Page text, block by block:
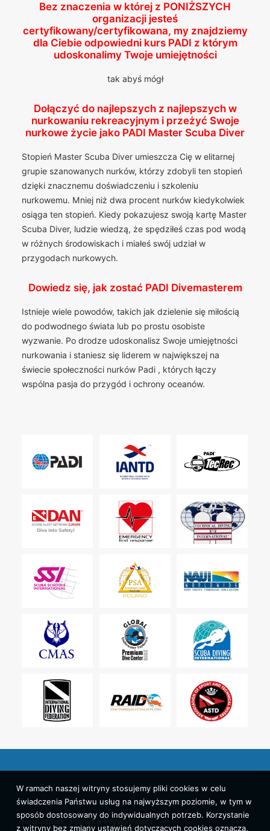
Bez znaczenia w której z PONIŻSZYCH
organizacji jesteś
certyfikowany/certyfikowana, my znajdziemy
dla Ciebie odpowiedni kurs PADI z którym
udoskonalimy Twoje umiejętności
tak abyś mógł
Dołączyć do najlepszych z najlepszych w
nurkowaniu rekreacyjnym i przeżyć Swoje
nurkowe życie jako PADI Master Scuba Diver
Stopień Master Scuba Diver umieszcza Cię w elitarnej
grupie szanowanych nurków, którzy zdobyli ten stopień
dzięki znacznemu doświadczeniu i szkoleniu
nurkowemu. Mniej niż dwa procent nurków kiedykolwiek
osiąga ten stopień. Kiedy pokazujesz swoją kartę Master
Scuba Diver, ludzie wiedzą, że spędziłeś czas pod wodą
w różnych środowiskach i miałeś swój udział w
przygodach nurkowych.
Dowiedz się, jak zostać PADI Divemasterem
Istnieje wiele powodów, takich jak dzielenie się miłością
do podwodnego świata lub po prostu osobiste
wyzwanie. Po drodze udoskonalisz Swoje umiejętności
nurkowania i staniesz się liderem w największej na
świecie społeczności nurków Padi , których łączy
wspólna pasja do przygód i ochrony oceanów.
Regulamin Polityka Prywatności
W ramach naszej witryny stosujemy pliki cookies w celu
świadczenia Państwu usług na najwyższym poziomie, w tym w
sposób dostosowany do indywidualnych potrzeb. Korzystanie
z witryny bez zmiany ustawień dotyczących cookies oznacza,